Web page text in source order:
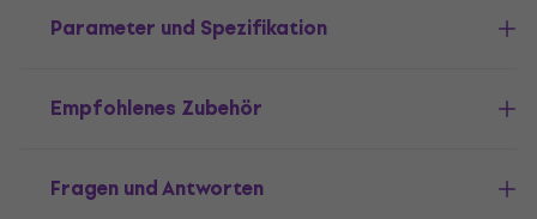
Parameter und Spezifikation
Empfohlenes Zubehör
Fragen und Antworten